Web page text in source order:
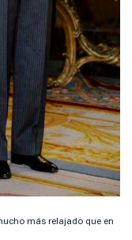
más relajado que en